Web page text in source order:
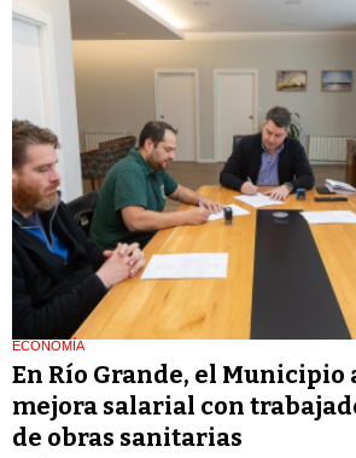
ECONOMÍA
En Río Grande, el Municipio
mejora salarial con
de obras sanitarias